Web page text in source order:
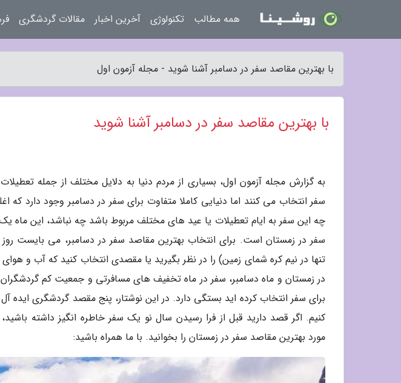
با بهترین مقاصد سفر در دسامبر آشنا شوید - مجله آزمون اول
با بهترین مقاصد سفر در دسامبر آشنا شوید
به گزارش مجله آزمون اول، بسیاری از مردم دنیا به دلایل مختلف از جمله
سفر انتخاب می کنند اما دنیایی کاملا متفاوت برای سفر در دسامبر وجود دارد که
چه این سفر به ایام تعطیلات یا عید های مختلف مربوط باشد چه نباشد، این ماه
سفر در زمستان است. برای انتخاب بهترین مقاصد سفر در دسامبر، می بایست
تنها در نیم کره شمای زمین) را در نظر بگیرید یا مقصدی انتخاب کنید که آب و
در زمستان و ماه دسامبر، سفر در ماه تخفیف های مسافرتی و جمعیت کم
برای سفر انتخاب کرده اید بستگی دارد. در این نوشتار، پنج مقصد گردشگری ایده
کنیم. اگر قصد دارید قبل از فرا رسیدن سال نو یک سفر خاطره انگیز داشته
مورد بهترین مقاصد سفر در زمستان را بخوانید. با ما همراه باشید:
همه مطالب تکنولوژی آخرین اخبار مقالات گردشگری